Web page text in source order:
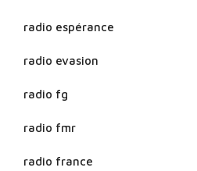
radio espérance
radio evasion
radio fg
radio fmr
radio france